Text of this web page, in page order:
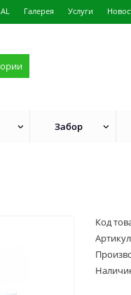
Галерея Услуги
Забор
Код